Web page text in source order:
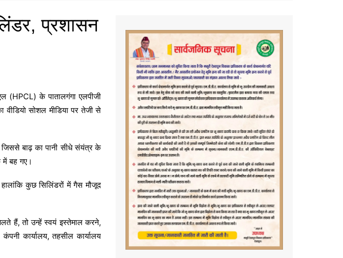
प्रशासन
(HPCL) के पातालगंगा एलपीजी
सोशल मीडिया पर तेजी से
जिससे बाढ़ का पानी सीधे संयंत्र के
में बह गए।
कुछ सिलिंडरों में गैस मौजूद
हैं, तो उन्हें स्वयं इस्तेमाल करने,
कार्यालय, तहसील कार्यालय